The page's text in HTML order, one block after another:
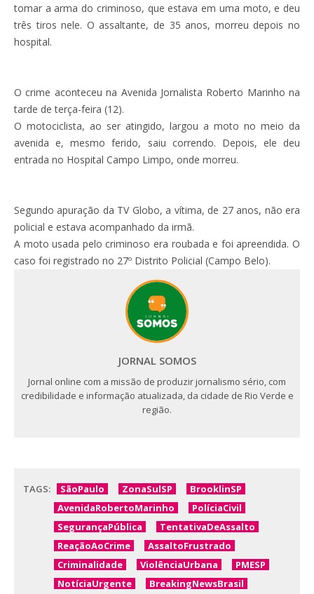
tomar a arma do criminoso, que estava em uma moto, e deu
três tiros nele. O assaltante, de 35 anos, morreu depois no
hospital.
O crime aconteceu na Avenida Jornalista Roberto Marinho na
tarde de terça-feira (12).
O motociclista, ao ser atingido, largou a moto no meio da
avenida e, mesmo ferido, saiu correndo. Depois, ele deu
entrada no Hospital Campo Limpo, onde morreu.
Segundo apuração da TV Globo, a vítima, de 27 anos, não era
policial e estava acompanhado da irmã.
A moto usada pelo criminoso era roubada e foi apreendida. O
caso foi registrado no 27º Distrito Policial (Campo Belo).
JORNAL SOMOS
Jornal online com a missão de produzir jornalismo sério, com
credibilidade e informação atualizada, da cidade de Rio Verde e
região.
TAGS: SãoPaulo ZonaSulSP
BrooklinSP
AvenidaRobertoMarinho
PolíciaCivil
SegurançaPública
TentativaDeAssalto
ReaçãoAoCrime
AssaltoFrustrado
Criminalidade
ViolênciaUrbana
PMESP
NotíciaUrgente
BreakingNewsBrasil